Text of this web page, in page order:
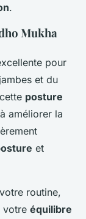
.
Mukha
pour
et du
posture
améliorer la
et
routine,
votre équilibre